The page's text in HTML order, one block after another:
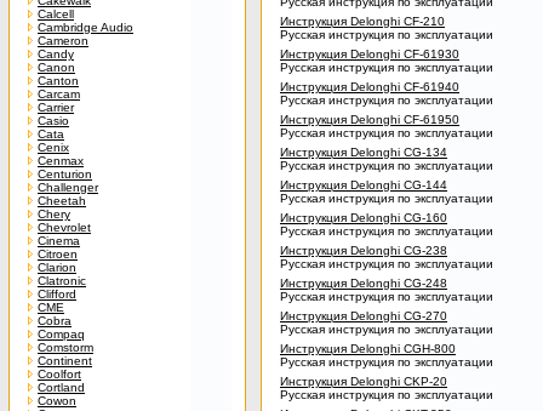
Calcell
Cambridge Audio
Cameron
Candy
Canon
Canton
Carcam
Carrier
Casio
Cata
Cenix
Cenmax
Centurion
Challenger
Cheetah
Chery
Chevrolet
Cinema
Citroen
Clarion
Clatronic
Clifford
CME
Cobra
Compaq
Comstorm
Continent
Coolfort
Cortland
Cowon
Инструкция Delonghi CF-210
Русская инструкция по эксплуатации
Инструкция Delonghi CF-61930
Русская инструкция по эксплуатации
Инструкция Delonghi CF-61940
Русская инструкция по эксплуатации
Инструкция Delonghi CF-61950
Русская инструкция по эксплуатации
Инструкция Delonghi CG-134
Русская инструкция по эксплуатации
Инструкция Delonghi CG-144
Русская инструкция по эксплуатации
Инструкция Delonghi CG-160
Русская инструкция по эксплуатации
Инструкция Delonghi CG-238
Русская инструкция по эксплуатации
Инструкция Delonghi CG-248
Русская инструкция по эксплуатации
Инструкция Delonghi CG-270
Русская инструкция по эксплуатации
Инструкция Delonghi CGH-800
Русская инструкция по эксплуатации
Инструкция Delonghi CKP-20
Русская инструкция по эксплуатации